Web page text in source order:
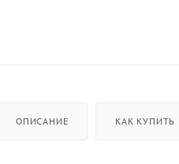
ОПИСАНИЕ КАК КУПИТЬ